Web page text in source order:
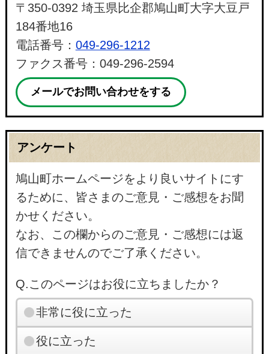
〒350-0392 埼玉県比企郡鳩山町大字大豆戸
184番地16
電話番号： 049-296-1212
ファクス番号：049-296-2594
メールでお問い合わせをする
アンケート
鳩山町ホームページをより良いサイトにす
るために、皆さまのご意見・ご感想をお聞
かせください。
なお、この欄からのご意見・ご感想には返
信できませんのでご了承ください。
Q.このページはお役に立ちましたか？
非常に役に立った
役に立った